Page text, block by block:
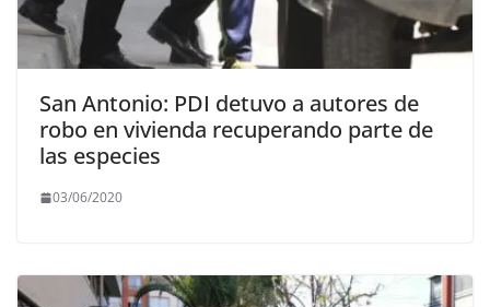
San Antonio: PDI detuvo a autores de
robo en vivienda recuperando parte de
las especies
03/06/2020